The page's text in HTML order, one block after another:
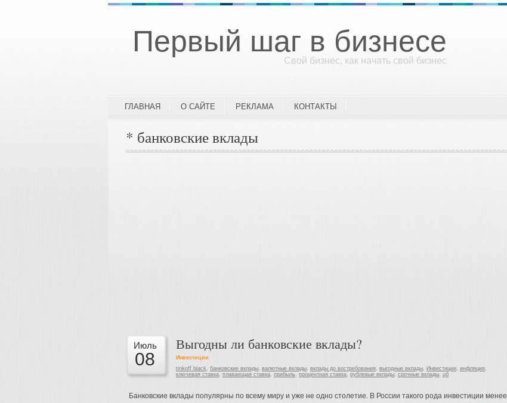
Первый шаг в бизнесе
Свой бизнес, как начать свой бизнес
ГЛАВНАЯ О САЙТЕ РЕКЛАМА КОНТАКТЫ
* банковские вклады
Июль
08
Выгодны ли банковские вклады?
Инвестиции
tinkoff black , банковские вклады, валютные вклады, вклады до востребования, выгодные вклады, Инвестиции, инфляция,
ключевая ставка, плавающая ставка, прибыль, процентная ставка, рублевые вклады, срочные вклады, цб
Банковские вклады популярны по всему миру и уже не одно столетие. В России такого рода инвестиции менее